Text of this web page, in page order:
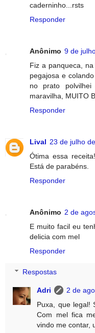
caderninho...rsts
Responder
Anônimo 9 de
Fiz a panqueca,
pegajosa e
no prato
maravilha, MUITO
Responder
Lival 23 de julho
Ótima essa
Está de parabéns.
Responder
Anônimo 2 de
E muito facil eu
delicia com mel
Responder
Respostas
Adri
2 de
Puxa, que legal!
Com mel fica
vindo me contar,